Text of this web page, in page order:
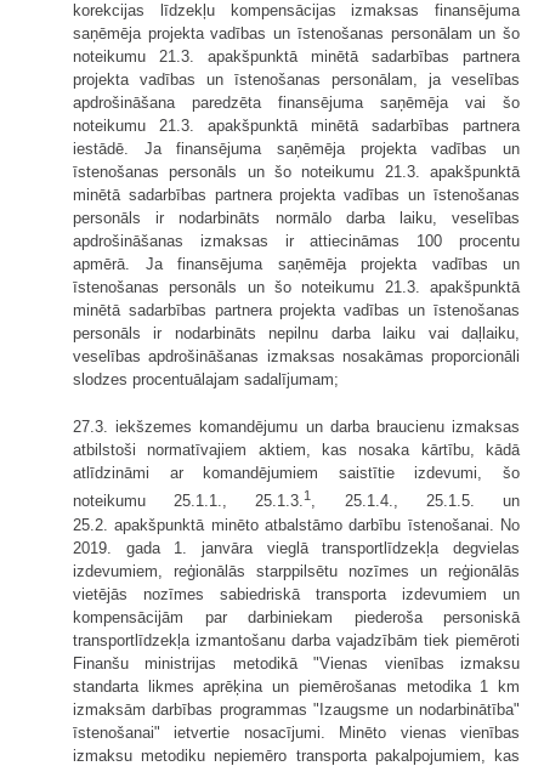
korekcijas līdzekļu kompensācijas izmaksas finansējuma
saņēmēja projekta vadības un īstenošanas personālam un šo
noteikumu 21.3. apakšpunktā minētā sadarbības partnera
projekta vadības un īstenošanas personālam, ja veselības
apdrošināšana paredzēta finansējuma saņēmēja vai šo
noteikumu 21.3. apakšpunktā minētā sadarbības partnera
iestādē. Ja finansējuma saņēmēja projekta vadības un
īstenošanas personāls un šo noteikumu 21.3. apakšpunktā
minētā sadarbības partnera projekta vadības un īstenošanas
personāls ir nodarbināts normālo darba laiku, veselības
apdrošināšanas izmaksas ir attiecināmas 100 procentu
apmērā. Ja finansējuma saņēmēja projekta vadības un
īstenošanas personāls un šo noteikumu 21.3. apakšpunktā
minētā sadarbības partnera projekta vadības un īstenošanas
personāls ir nodarbināts nepilnu darba laiku vai daļlaiku,
veselības apdrošināšanas izmaksas nosakāmas proporcionāli
slodzes procentuālajam sadalījumam;
27.3. iekšzemes komandējumu un darba braucienu izmaksas
atbilstoši normatīvajiem aktiem, kas nosaka kārtību, kādā
atlīdzināmi ar komandējumiem saistītie izdevumi, šo
noteikumu 25.1.1., 25.1.3.1 , 25.1.4., 25.1.5. un
25.2. apakšpunktā minēto atbalstāmo darbību īstenošanai. No
2019. gada 1. janvāra vieglā transportlīdzekļa degvielas
izdevumiem, reģionālās starppilsētu nozīmes un reģionālās
vietējās nozīmes sabiedriskā transporta izdevumiem un
kompensācijām par darbiniekam piederoša personiskā
transportlīdzekļa izmantošanu darba vajadzībām tiek piemēroti
Finanšu ministrijas metodikā "Vienas vienības izmaksu
standarta likmes aprēķina un piemērošanas metodika 1 km
izmaksām darbības programmas "Izaugsme un nodarbinātība"
īstenošanai" ietvertie nosacījumi. Minēto vienas vienības
izmaksu metodiku nepiemēro transporta pakalpojumiem, kas